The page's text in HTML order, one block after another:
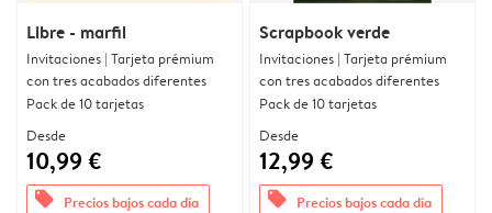
Libre - marfil
Invitaciones | Tarjeta prémium
con tres acabados diferentes
Pack de 10 tarjetas
Desde
10,99 €
offers Precios bajos cada día
Scrapbook verde
Invitaciones | Tarjeta prémium
con tres acabados diferentes
Pack de 10 tarjetas
Desde
12,99 €
offers Precios bajos cada día